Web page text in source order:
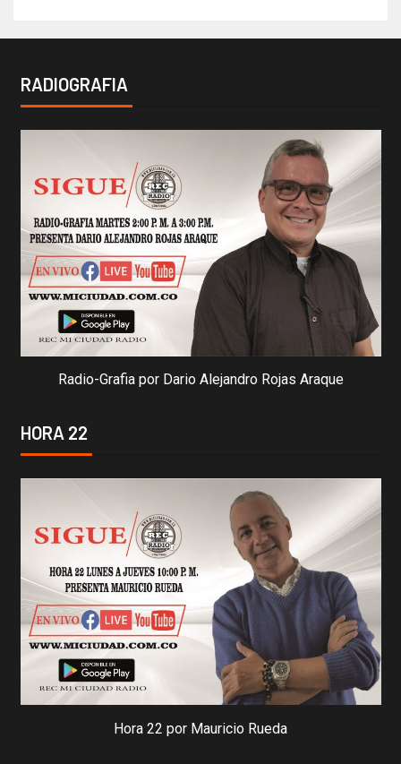
RADIOGRAFIA
Radio-Grafia por Dario Alejandro Rojas Araque
HORA 22
Hora 22 por Mauricio Rueda